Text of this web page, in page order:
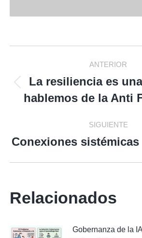
Navegación
entre
ANTERIOR
anterior:
La resiliencia es
hablemos de la Anti
SIGUIENTE
Conexiones sistémicas
Relacionados
Gobernanza de la